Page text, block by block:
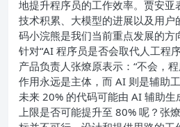
地提升程序员的工作效率。 贾安亚
技术积累、大模型的进展以及用
码小浣熊是我们当前重点发展的方
针对“AI 程序员是否会取代人工程
产品负责人张燎原表示：“不会，
作用永远是主体，而 AI 则是辅助
未来 20% 的代码可能由 AI 辅助
上限是否可能提升至 80% 呢？张